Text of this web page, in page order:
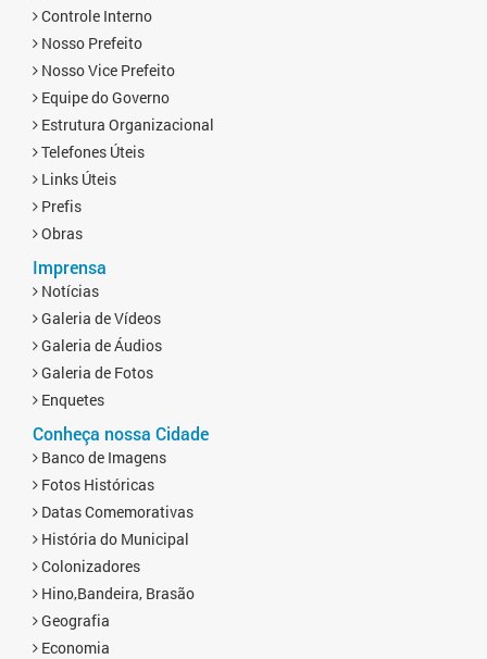
Controle Interno
Nosso Prefeito
Nosso Vice Prefeito
Equipe do Governo
Estrutura Organizacional
Telefones Úteis
Links Úteis
Prefis
Obras
Imprensa
Notícias
Galeria de Vídeos
Galeria de Áudios
Galeria de Fotos
Enquetes
Conheça nossa Cidade
Banco de Imagens
Fotos Históricas
Datas Comemorativas
História do Municipal
Colonizadores
Hino,Bandeira, Brasão
Geografia
Economia